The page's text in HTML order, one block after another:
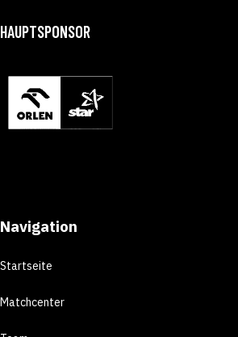
HAUPTSPONSOR
Navigation
Startseite
Matchcenter